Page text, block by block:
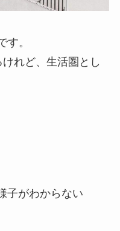
す。
れど、生活圏とし
子がわからない